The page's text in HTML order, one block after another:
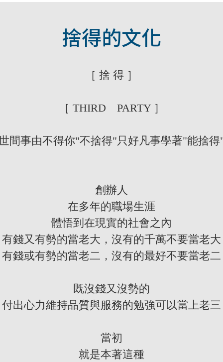
捨得的文化
［ 捨 得 ］
［ THIRD PARTY ］
間事由不得你"不捨得"只好凡事學著"能捨得
創辦人
在多年的職場生涯
體悟到在現實的社會之內
有錢又有勢的當老大，沒有的千萬不要當老大
有錢或有勢的當老二，沒有的最好不要當老二
既沒錢又沒勢的
付出心力維持品質與服務的勉強可以當上老三
當初
就是本著這種